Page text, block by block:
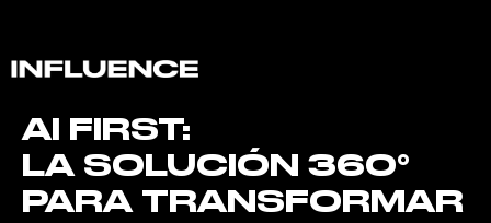
AI FIRST:
LA SOLUCIÓN 360°
PARA TRANSFORMAR